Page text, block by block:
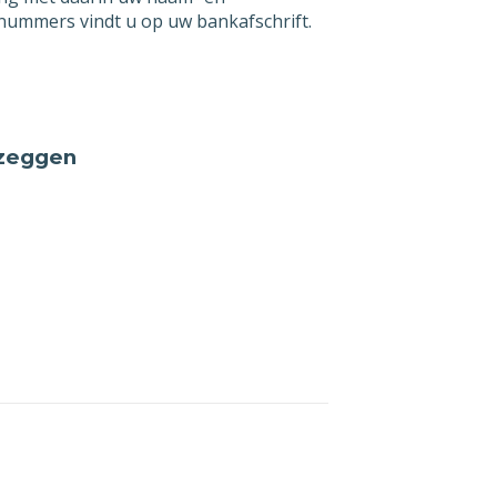
vindt u op uw bankafschrift.